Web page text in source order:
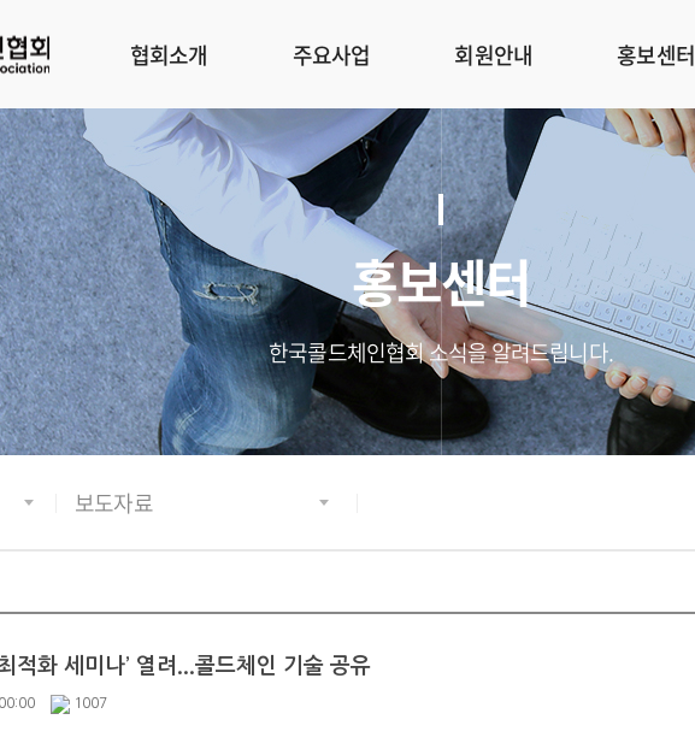
협회소개 주요사업 회원안내 홍보센터
홍보센터
한국콜드체인협회 소식을 알려드립니다.
보도자료
적화 세미나’ 열려...콜드체인 기술 공유
1007